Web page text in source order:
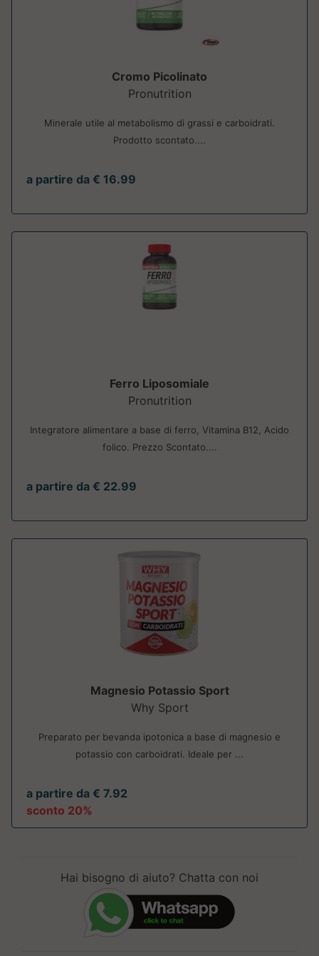
Cromo Picolinato
Pronutrition
Minerale utile al metabolismo di grassi e carboidrati.
Prodotto scontato....
a partire da € 16.99
Ferro Liposomiale
Pronutrition
Integratore alimentare a base di ferro, Vitamina B12, Acido
folico. Prezzo Scontato....
a partire da € 22.99
Magnesio Potassio Sport
Why Sport
Preparato per bevanda ipotonica a base di magnesio e
potassio con carboidrati. Ideale per ...
a partire da € 7.92
sconto 20%
Hai bisogno di aiuto? Chatta con noi